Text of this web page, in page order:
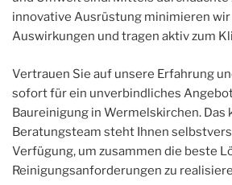
innovative Ausrüstung minimieren
Auswirkungen und tragen aktiv zum
Vertrauen Sie auf unsere Erfahrung
sofort für ein unverbindliches
Baureinigung in Wermelskirchen. Das
Beratungsteam steht Ihnen
Verfügung, um zusammen die beste
Reinigungsanforderungen zu